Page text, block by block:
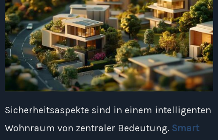
Sicherheitsaspekte sind in einem intelligenten
Wohnraum von zentraler Bedeutung. Smart